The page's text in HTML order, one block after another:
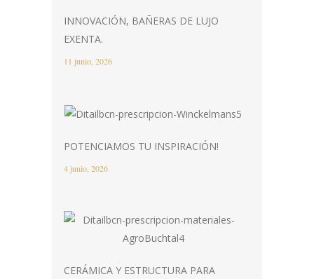
INNOVACIÓN, BAÑERAS DE LUJO
EXENTA.
11 junio, 2026
POTENCIAMOS TU INSPIRACIÓN!
4 junio, 2026
CERÁMICA Y ESTRUCTURA PARA